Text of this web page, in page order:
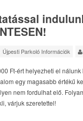
Újpesti Parkoló Információk
Ft-ért helyezheti el
egy magasabb értékű
nem fordulhat elő.
várjuk szeretettel!